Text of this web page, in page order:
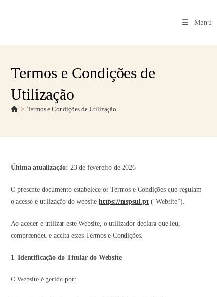
Menu
Termos e Condições de
Utilização
> Termos e Condições de Utilização
Última atualização: 23 de fevereiro de 2026
O presente documento estabelece os Termos e Condições que regulam
o acesso e utilização do websitehttps://mspsul.pt (“Website”).
Ao aceder e utilizar este Website, o utilizador declara que leu,
compreendeu e aceita estes Termos e Condições.
1. Identificação do Titular do Website
O Website é gerido por: